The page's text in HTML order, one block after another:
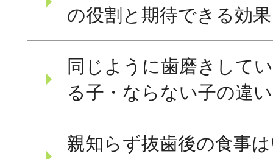
の役割と期待できる効果
同じように歯磨きして
る子・ならない子の違い
親知らず抜歯後の食事